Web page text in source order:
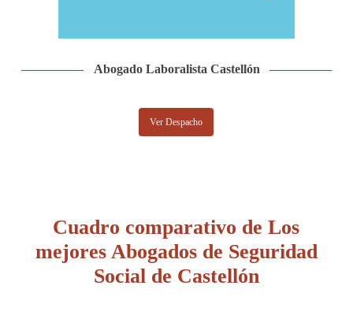
Abogado Laboralista Castellón
Ver Despacho
Cuadro comparativo de Los
mejores Abogados de Seguridad
Social de Castellón